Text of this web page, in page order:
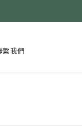
繫我們